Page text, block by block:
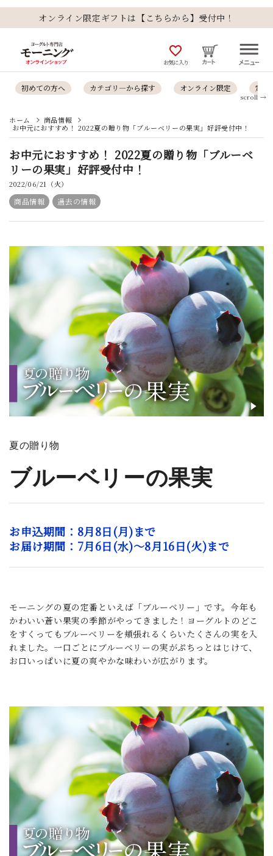
オンライン限定ギフトは【こちらから】受付中！
favorite_outline
お気に入り
初めての方へ カテゴリ―から探す オンライン限定 定番
scroll →
ホーム
商品情報
お中元におすすめ！ 2022夏の贈り物「ブルーベリーの果実」好評受付中！
お中元におすすめ！ 2022夏の贈り物「ブルーベ
リーの果実」好評受付中！
2022/06/21（火）
商品情報 過去の情報
夏の贈り物
ブルーベリーの果実
お申込期間：8月8日(月)まで
お届け期間：7月6日(水)～8月16日(火)まで
モーニングの夏の定番といえば「ブルーベリー」です。今年も
かわいい蒼い果実の季節がやってきました！ヨーグルトのどこ
をすくってもブルーベリーを頬張れるくらいたくさんの実を入
れました。一口ごとにブルーベリーの実がぷちっとはじけて、
お口いっぱいに夏の爽やかな味わいが広がります。